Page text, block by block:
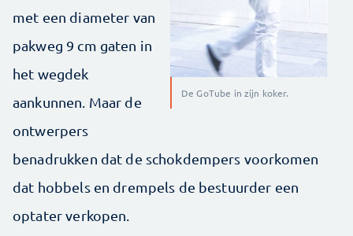
De GoTube in zijn koker.
met een diameter van
pakweg 9 cm gaten in
het wegdek
aankunnen. Maar de
ontwerpers
benadrukken dat de schokdempers voorkomen
dat hobbels en drempels de bestuurder een
optater verkopen.